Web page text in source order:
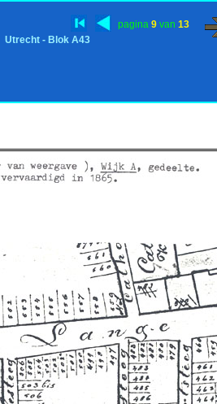
Utrecht - Blok A43
pagina 9 van 13